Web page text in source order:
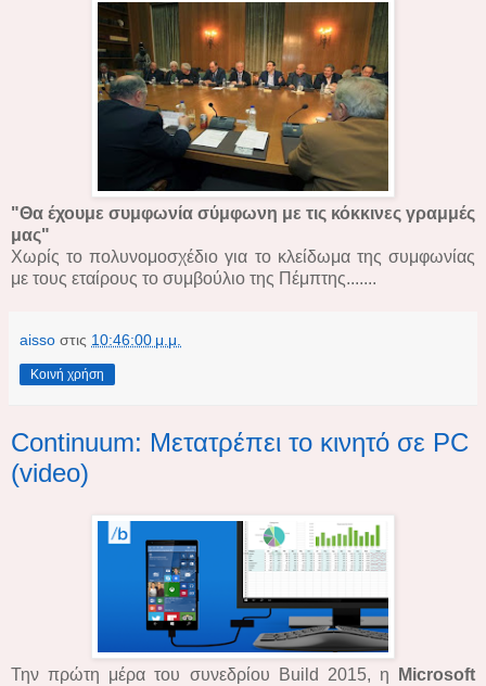
"Θα έχουμε συμφωνία σύμφωνη με τις κόκκινες γραμμές
μας"
Χωρίς το πολυνομοσχέδιο για το κλείδωμα της συμφωνίας
με τους εταίρους το συμβούλιο της Πέμπτης.......
aisso στις 10:46:00 μ.μ.
Κοινή χρήση
Continuum: Μετατρέπει το κινητό σε PC
(video)
Την πρώτη μέρα του συνεδρίου Build 2015, η
Microsoft